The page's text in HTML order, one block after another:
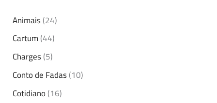
Animais(24)
Cartum(44)
Charges(5)
Conto de Fadas(10)
Cotidiano(16)